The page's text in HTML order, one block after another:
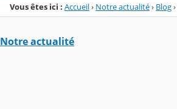
Vous êtes ici : Accueil› Notre actualité› Blog›
Notre actualité